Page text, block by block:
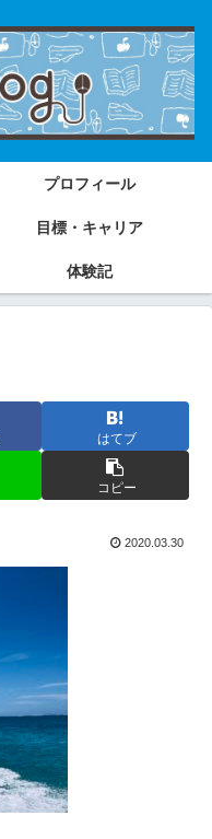
プロフィール
目標・キャリア
体験記
はてブ
コピー
2020.03.30